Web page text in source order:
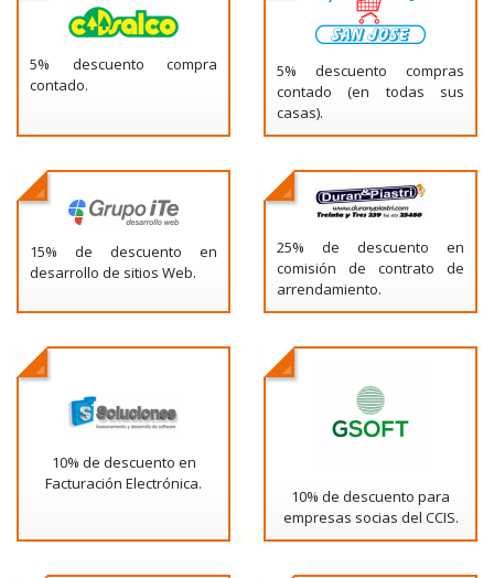
5% descuento compra
contado.
5% descuento compras
contado (en todas sus
casas).
15% de descuento en
desarrollo de sitios Web.
25% de descuento en
comisión de contrato de
arrendamiento.
10% de descuento en
Facturación Electrónica.
10% de descuento para
empresas socias del CCIS.